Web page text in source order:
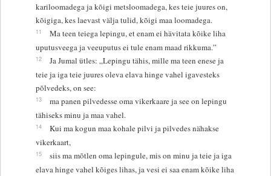
kariloomadega ja kõigi metsloomadega, kes teie juures on,
kõigiga, kes laevast välja tulid, kõigi maa loomadega.
11
Ma teen teiega lepingu, et enam ei hävitata kõike liha
uputusveega ja veeuputus ei tule enam maad rikkuma.”
12
Ja Jumal ütles: „Lepingu tähis, mille ma teen enese ja
teie ja iga teie juures oleva elava hinge vahel igavesteks
põlvedeks, on see:
13
ma panen pilvedesse oma vikerkaare ja see on lepingu
tähiseks minu ja maa vahel.
14
Kui ma kogun maa kohale pilvi ja pilvedes nähakse
vikerkaart,
15
siis ma mõtlen oma lepingule, mis on minu ja teie ja iga
elava hinge vahel kõiges lihas, ja vesi ei saa enam kõike liha